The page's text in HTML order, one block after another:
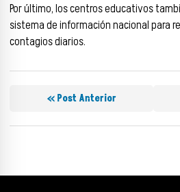
Por último, los centros educativos
sistema de información nacional para
contagios diarios.
« Post Anterior